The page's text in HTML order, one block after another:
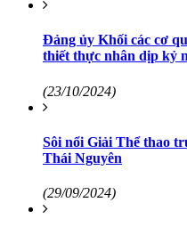
Đảng ủy Khối các cơ
thiết thực nhân dịp kỷ
(23/10/2024)
Sôi nổi Giải Thể thao
Thái Nguyên
(29/09/2024)